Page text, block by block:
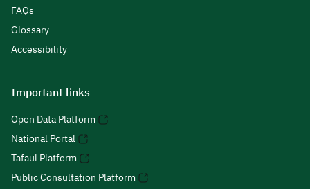
FAQs
Glossary
Accessibility
Important links
Open Data Platform
National Portal
Tafaul Platform
Public Consultation Platform